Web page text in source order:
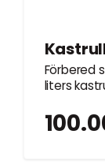
Förbered
liters